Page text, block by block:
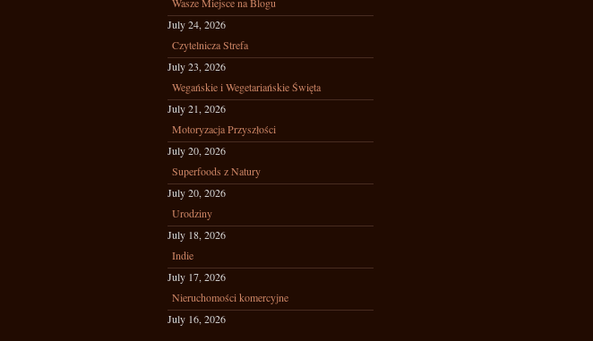
July 24, 2026
Czytelnicza Strefa
July 23, 2026
Wegańskie i Wegetariańskie Święta
July 21, 2026
Motoryzacja Przyszłości
July 20, 2026
Superfoods z Natury
July 20, 2026
Urodziny
July 18, 2026
Indie
July 17, 2026
Nieruchomości komercyjne
July 16, 2026